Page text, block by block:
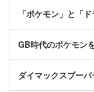
「ポケモン」と「
GB時代のポケモン
ダイマックスブー